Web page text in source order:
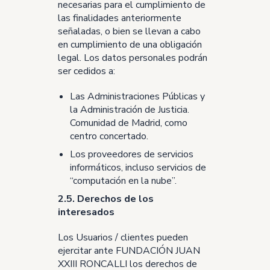
necesarias para el cumplimiento de
las finalidades anteriormente
señaladas, o bien se llevan a cabo
en cumplimiento de una obligación
legal. Los datos personales podrán
ser cedidos a:
Las Administraciones Públicas y
la Administración de Justicia.
Comunidad de Madrid, como
centro concertado.
Los proveedores de servicios
informáticos, incluso servicios de
“computación en la nube”.
2.5. Derechos de los
interesados
Los Usuarios / clientes pueden
ejercitar ante FUNDACIÓN JUAN
XXIII RONCALLI los derechos de